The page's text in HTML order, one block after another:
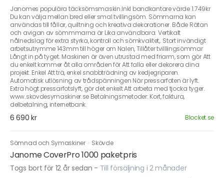
Janomes populära täcksömsmaskin.Inkl bandkantare värde 1.749kr
Du kan välja mellan bred eller smal tvillingsöm. Sömmarna kan
användas till fållar, quiltning och kreativa dekorationer. Både Rätan
och avigan av sömmmarna är Lika användbara. Vertikalt
nålnedslag för extra styrka, kontroll och sömkvalitet,. Stort invändigt
arbetsutrymme 143mm till höger om Nalen, Tillåter tvilllingsömmar
Långt in på tyget. Maskinen är även utrustad med friarm, som gör Att
du enkelt kommer åt alla områden för Att falla eller dekorera dina
projekt. Enkel Att trä, enkel snabbträdning av kedjegriparen.
Automatisk utlösning av trådspänningen När pressarfoten är lyft.
Extra högt pressarfotslyft, gör det enkelt Att arbeta med tjocka tyger.
www.skovdesymaskiner.se Betalningsmetoder: Kort, faktura,
delbetalning, internetbank.
6 690 kr Blocket.se
Sömnad och Symaskiner · Skövde
Janome CoverPro 1000 paketpris
Togs bort för 12 år sedan - Till försäljning i 2 månader